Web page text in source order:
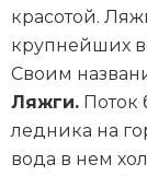
красотой.
крупнейших
Своим
Ляжги. Поток
ледника на
вода в нем